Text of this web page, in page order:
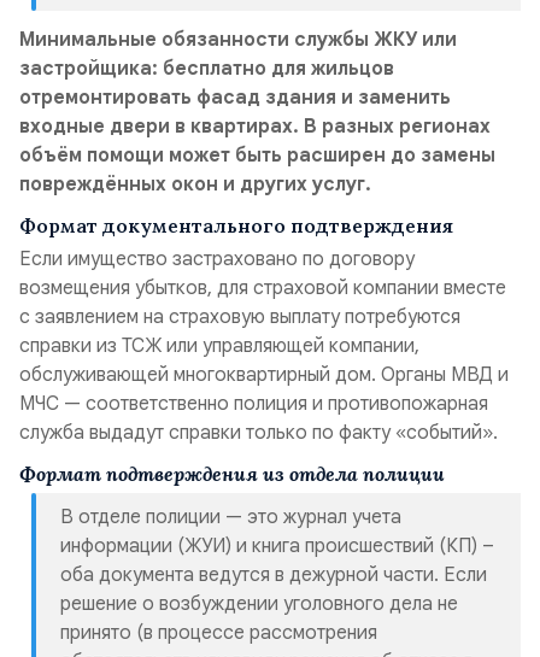
Минимальные обязанности службы ЖКУ или
застройщика: бесплатно для жильцов
отремонтировать фасад здания и заменить
входные двери в квартирах. В разных регионах
объём помощи может быть расширен до замены
повреждённых окон и других услуг.
Формат документального подтверждения
Если имущество застраховано по договору
возмещения убытков, для страховой компании вместе
с заявлением на страховую выплату потребуются
справки из ТСЖ или управляющей компании,
обслуживающей многоквартирный дом. Органы МВД и
МЧС — соответственно полиция и противопожарная
служба выдадут справки только по факту «событий».
Формат подтверждения из отдела полиции
В отделе полиции — это журнал учета
информации (ЖУИ) и книга происшествий (КП) –
оба документа ведутся в дежурной части. Если
решение о возбуждении уголовного дела не
принято (в процессе рассмотрения